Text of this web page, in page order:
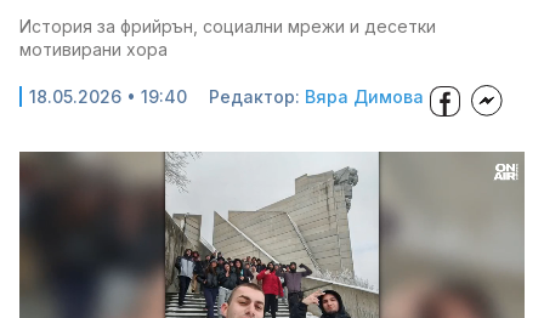
История за фрийрън, социални мрежи и десетки
мотивирани хора
18.05.2026 • 19:40 Редактор: Вяра Димова